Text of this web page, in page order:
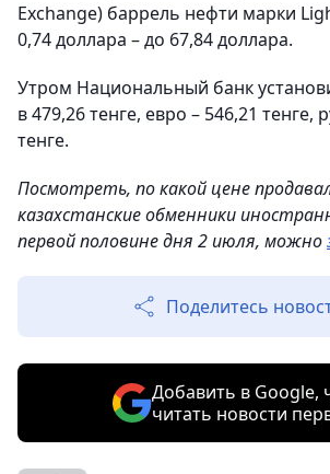
Exchange) баррель нефти марки
0,74 доллара – до 67,84 доллара.
Утром Национальный банк
в 479,26 тенге, евро – 546,21 тенге,
тенге.
Посмотреть, по какой цене
казахстанские обменники
первой половине дня 2 июля, можно
Поделитесь
Добавить в Google,
читать новости